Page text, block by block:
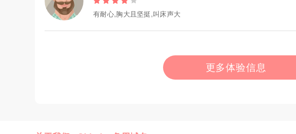
有耐心,胸大且坚挺,叫床声大
更多体验信息